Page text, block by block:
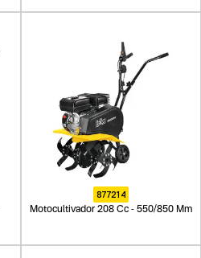
877214
Motocultivador 208 Cc - 550/850 Mm